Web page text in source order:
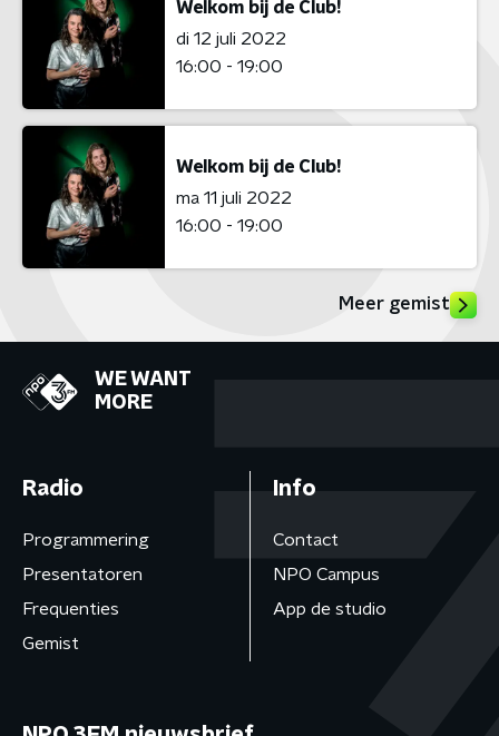
Welkom bij de Club!
di 12 juli 2022
16:00 - 19:00
Welkom bij de Club!
ma 11 juli 2022
16:00 - 19:00
Meer gemist
WE WANT
MORE
Radio
Programmering
Presentatoren
Frequenties
Gemist
Info
Contact
NPO Campus
App de studio